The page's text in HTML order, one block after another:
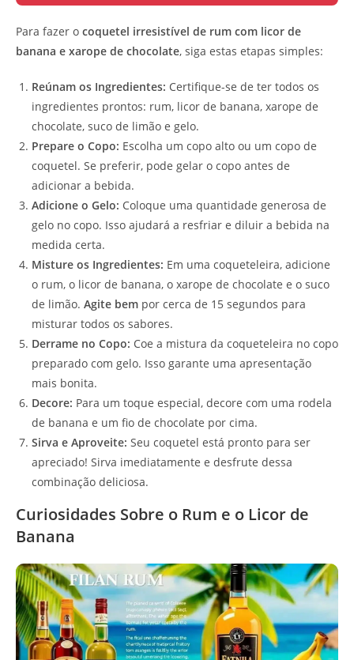
Para fazer o coquetel irresistível de rum com licor de
banana e xarope de chocolate, siga estas etapas simples:
Reúnam os Ingredientes: Certifique-se de ter todos os
ingredientes prontos: rum, licor de banana, xarope de
chocolate, suco de limão e gelo.
Prepare o Copo: Escolha um copo alto ou um copo de
coquetel. Se preferir, pode gelar o copo antes de
adicionar a bebida.
Adicione o Gelo: Coloque uma quantidade generosa de
gelo no copo. Isso ajudará a resfriar e diluir a bebida na
medida certa.
Misture os Ingredientes: Em uma coqueteleira, adicione
o rum, o licor de banana, o xarope de chocolate e o suco
de limão. Agite bem por cerca de 15 segundos para
misturar todos os sabores.
Derrame no Copo: Coe a mistura da coqueteleira no copo
preparado com gelo. Isso garante uma apresentação
mais bonita.
Decore: Para um toque especial, decore com uma rodela
de banana e um fio de chocolate por cima.
Sirva e Aproveite: Seu coquetel está pronto para ser
apreciado! Sirva imediatamente e desfrute dessa
combinação deliciosa.
Curiosidades Sobre o Rum e o Licor de
Banana